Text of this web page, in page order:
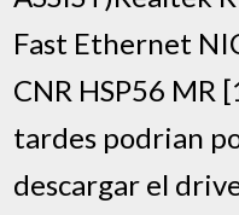
Fast Ethernet
CNR HSP56 MR
tardes podrian
descargar el